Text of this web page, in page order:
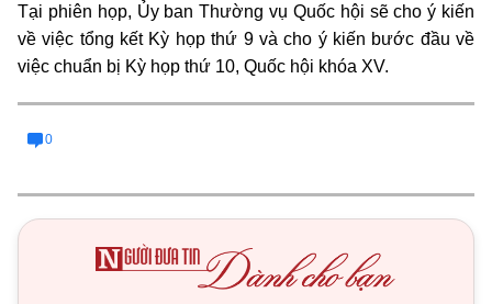
Tại phiên họp, Ủy ban Thường vụ Quốc hội sẽ cho ý kiến
về việc tổng kết Kỳ họp thứ 9 và cho ý kiến bước đầu về
việc chuẩn bị Kỳ họp thứ 10, Quốc hội khóa XV.
0